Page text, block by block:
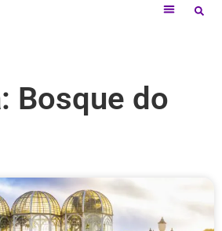
Bosque do